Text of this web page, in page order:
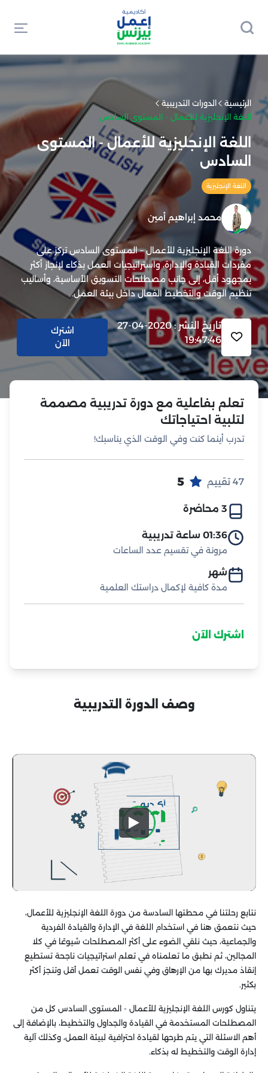
تعلم بفاعلية مع دورة تدريبية مصممة
لتلبية احتياجاتك
تدرب أينما كنت وفي الوقت الذي يناسبك!
47 تقييم 5
3 محاضرة
01:36 ساعة تدريبية
مرونة في تقسيم عدد الساعات
شهر
مدة كافية لإكمال دراستك العلمية
اشترك الآن
الرئيسية
الدورات التدريبية
اللغة الإنجليزية للأعمال - المستوى السادس
اللغة الإنجليزية للأعمال - المستوى
السادس
اللغة الإنجليزية
محمد إبراهيم أمين
دورة اللغة الإنجليزية للأعمال – المستوى السادس تركز على
مفردات القيادة والإدارة، واستراتيجيات العمل بذكاء لإنجاز أكثر
بمجهود أقل، إلى جانب مصطلحات التسويق الأساسية، وأساليب
تنظيم الوقت والتخطيط الفعال داخل بيئة العمل.
تاريخ النشر : 2020-04-27
19:47:46
اشترك
الآن
وصف الدورة التدريبية
نتابع رحلتنا في محطتها السادسة من دورة اللغة الإنجليزية للأعمال،
حيث نتعمق هنا في استخدام اللغة في الإدارة والقيادة الفردية
والجماعية، حيث نلقي الضوء على أكثر المصطلحات شيوعًا في كلا
المجالين، ثم نطبق ما تعلمناه في تعلم استراتيجيات ناجحة تستطيع
إنقاذ مديرك بها من الإرهاق وفي نفس الوقت تعمل أقل وتنجز أكثر
بكثير.
يتناول كورس اللغة الإنجليزية للأعمال - المستوى السادس كل من
المصطلحات المستخدمة في القيادة والجداول والتخطيط، بالإضافة إلى
أهم الاسئلة التي يتم طرحها لقيادة احترافية لبيئة العمل، وكذلك آلية
إدارة الوقت والتخطيط له بذكاء.